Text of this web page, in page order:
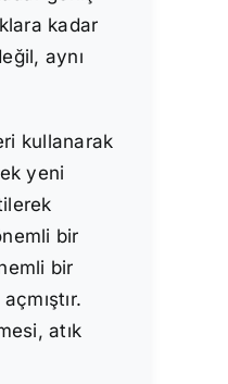
kadar
aynı
kullanarak
yeni
bir
bir
atık